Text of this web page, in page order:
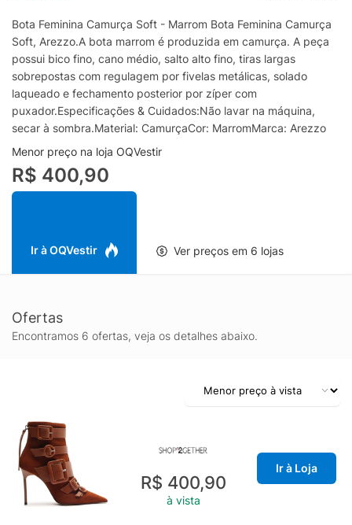
Bota Feminina Camurça Soft - Marrom Bota Feminina Camurça
Soft, Arezzo.A bota marrom é produzida em camurça. A peça
possui bico fino, cano médio, salto alto fino, tiras largas
sobrepostas com regulagem por fivelas metálicas, solado
laqueado e fechamento posterior por zíper com
puxador.Especificações & Cuidados:Não lavar na máquina,
secar à sombra.Material: CamurçaCor: MarromMarca: Arezzo
Menor preço na loja OQVestir
R$ 400,90
Ir à OQVestir Ver preços em 6 lojas
Ofertas
Encontramos 6 ofertas, veja os detalhes abaixo.
R$ 400,90
à vista
Ir à Loja